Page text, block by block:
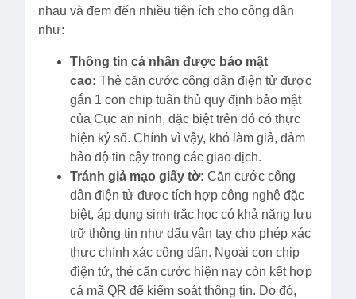
nhau và đem đến nhiều tiện ích cho công dân
như:
Thông tin cá nhân được bảo mật
cao: Thẻ căn cước công dân điện tử được
gắn 1 con chip tuân thủ quy định bảo mật
của Cục an ninh, đặc biệt trên đó có thực
hiện ký số. Chính vì vậy, khó làm giả, đảm
bảo độ tin cậy trong các giao dịch.
Tránh giả mạo giấy tờ: Căn cước công
dân điện tử được tích hợp công nghệ đặc
biệt, áp dụng sinh trắc học có khả năng lưu
trữ thông tin như dấu vân tay cho phép xác
thực chính xác công dân. Ngoài con chip
điện tử, thẻ căn cước hiện nay còn kết hợp
cả mã QR để kiểm soát thông tin. Do đó,